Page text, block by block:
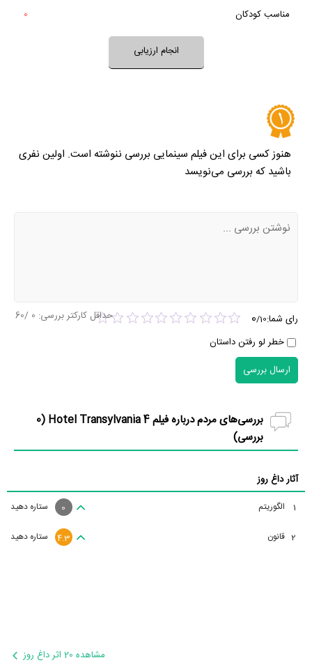
نظر خود را ثبت کنید
مناسب کودکان
0
انجام ارزیابی
هنوز کسی برای این فیلم سینمایی بررسی ننوشته است. اولین نفری
باشید که بررسی می‌نویسد
رای شما: 0/10
خطر لو رفتن داستان
حداقل کارکتر بررسی: 0
/60
ارسال بررسی
بررسی‌های مردم درباره فیلم Hotel Transylvania 4 (
0
بررسی)
آثار داغ روز
1 الگوریتم ستاره دهید 0
2 قانون ستاره دهید 4.3
مشاهده 20 اثر داغ روز